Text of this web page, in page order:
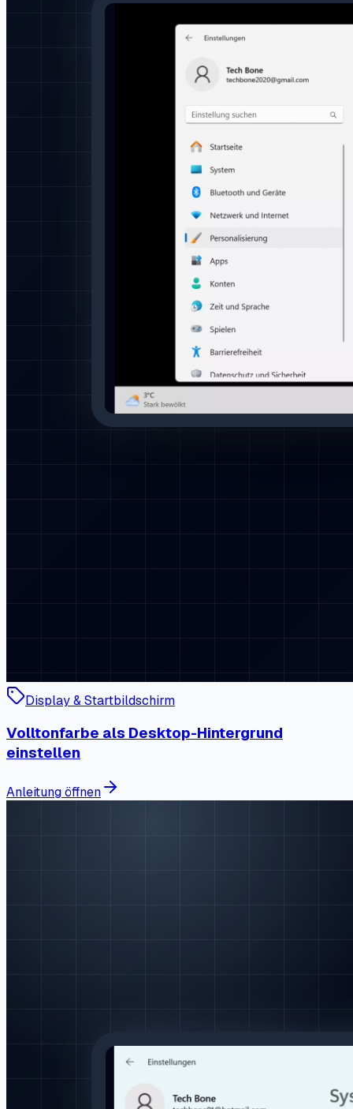
Display & Startbildschirm
Volltonfarbe als Desktop-Hintergrund
einstellen
Anleitung öffnen